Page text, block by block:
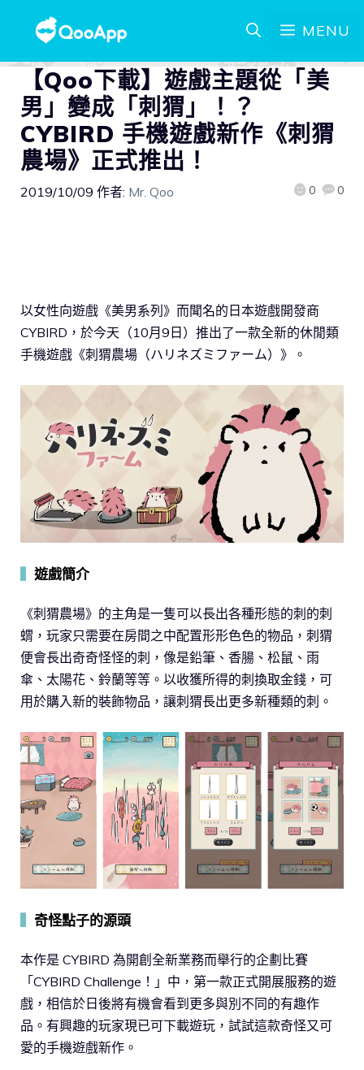
MENU
【Qoo下載】遊戲主題從「美
男」變成「刺猬」！？
CYBIRD 手機遊戲新作《刺猬
農場》正式推出！
2019/10/09 作者: Mr. Qoo 0 0
以女性向遊戲《美男系列》而聞名的日本遊戲開發商
CYBIRD，於今天（10月9日）推出了一款全新的休閒類
手機遊戲《刺猬農場（ハリネズミファーム）》。
遊戲簡介
《刺猬農場》的主角是一隻可以長出各種形態的刺的刺
蝟，玩家只需要在房間之中配置形形色色的物品，刺猬
便會長出奇奇怪怪的刺，像是鉛筆、香腸、松鼠、雨
傘、太陽花、鈴蘭等等。以收獲所得的刺換取金錢，可
用於購入新的裝飾物品，讓刺猬長出更多新種類的刺。
奇怪點子的源頭
本作是 CYBIRD 為開創全新業務而舉行的企劃比賽
「CYBIRD Challenge！」中，第一款正式開展服務的遊
戲，相信於日後將有機會看到更多與別不同的有趣作
品。有興趣的玩家現已可下載遊玩，試試這款奇怪又可
愛的手機遊戲新作。